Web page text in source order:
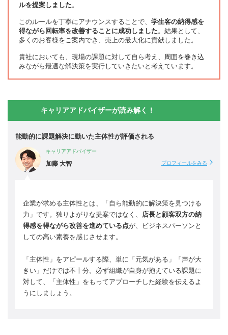
ルを提案しました 。
このルールを丁寧にアナウンスすることで、 学生客の納得感を
得ながら回転率を改善することに成功しました 。結果として、
多くのお客様をご案内でき、売上の最大化に貢献しました。
貴社においても、現場の課題に対して自ら考え、周囲を巻き込
みながら最適な解決策を実行していきたいと考えています。
キャリアアドバイザーが読み解く！
能動的に課題解決に動いた主体性が評価される
キャリアアドバイザー
加藤 大智 プロフィールをみる
企業が求める主体性とは、「自ら能動的に解決策を見つける
力」です。独りよがりな提案ではなく、
店長と顧客双方の納
得感を得ながら改善を進めている点が、ビジネスパーソンと
しての高い素養を感じさせます。
「主体性」をアピールする際、単に「元気がある」「声が大
きい」だけでは不十分。必ず組織が自身が抱えている課題に
対して、「主体性」をもってアプローチした経験を伝えるよ
うにしましょう。